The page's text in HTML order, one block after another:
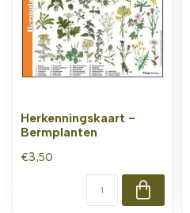
Herkenningskaart -
Bermplanten
€3,50